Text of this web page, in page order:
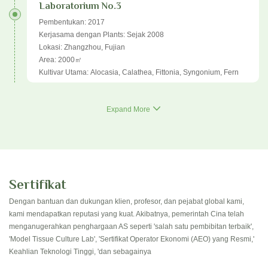
Laboratorium No.3
Pembentukan: 2017
Kerjasama dengan Plants: Sejak 2008
Lokasi: Zhangzhou, Fujian
Area: 2000㎡
Kultivar Utama: Alocasia, Calathea, Fittonia, Syngonium, Fern
Expand More
Sertifikat
Dengan bantuan dan dukungan klien, profesor, dan pejabat global kami,
kami mendapatkan reputasi yang kuat. Akibatnya, pemerintah Cina telah
menganugerahkan penghargaan AS seperti 'salah satu pembibitan terbaik',
'Model Tissue Culture Lab', 'Sertifikat Operator Ekonomi (AEO) yang Resmi,'
Keahlian Teknologi Tinggi, 'dan sebagainya